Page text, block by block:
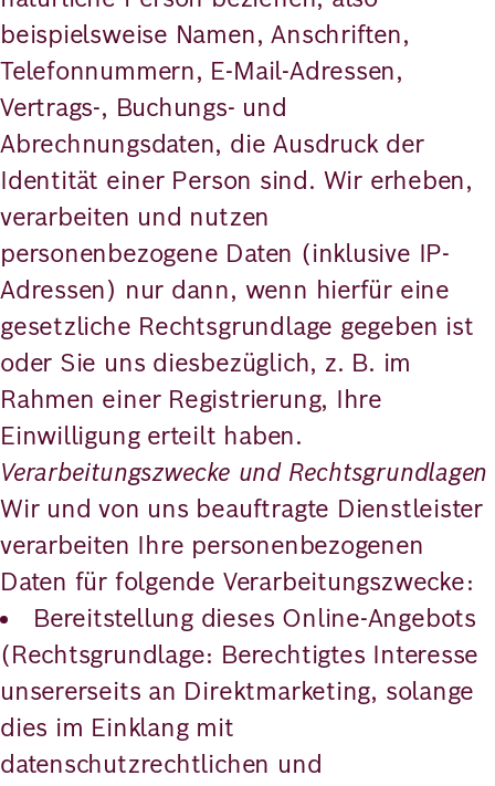
beispielsweise Namen, Anschriften,
Telefonnummern, E-Mail-Adressen,
Vertrags-, Buchungs- und
Abrechnungsdaten, die Ausdruck der
Identität einer Person sind. Wir erheben,
verarbeiten und nutzen
personenbezogene Daten (inklusive IP-
Adressen) nur dann, wenn hierfür eine
gesetzliche Rechtsgrundlage gegeben ist
oder Sie uns diesbezüglich, z. B. im
Rahmen einer Registrierung, Ihre
Einwilligung erteilt haben.
Verarbeitungszwecke und Rechtsgrundlagen
Wir und von uns beauftragte Dienstleister
verarbeiten Ihre personenbezogenen
Daten für folgende Verarbeitungszwecke:
Bereitstellung dieses Online-Angebots
(Rechtsgrundlage: Berechtigtes Interesse
unsererseits an Direktmarketing, solange
dies im Einklang mit
datenschutzrechtlichen und